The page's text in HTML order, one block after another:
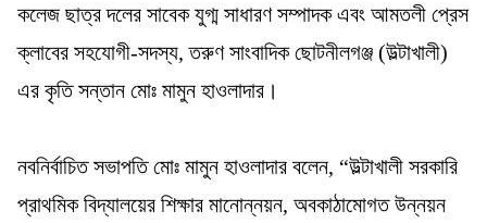
কলেজ ছাত্র দলের সাবেক যুগ্ম সাধারণ সম্পাদক এবং আমতলী প্রেস
ক্লাবের সহযোগী-সদস্য, তরুণ সাংবাদিক ছোটনীলগঞ্জ (উল্টাখালী)
এর কৃতি সন্তান মোঃ মামুন হাওলাদার।
নবনির্বাচিত সভাপতি মোঃ মামুন হাওলাদার বলেন, “উল্টাখালী সরকারি
প্রাথমিক বিদ্যালয়ের শিক্ষার মানোন্নয়ন, অবকাঠামোগত উন্নয়ন